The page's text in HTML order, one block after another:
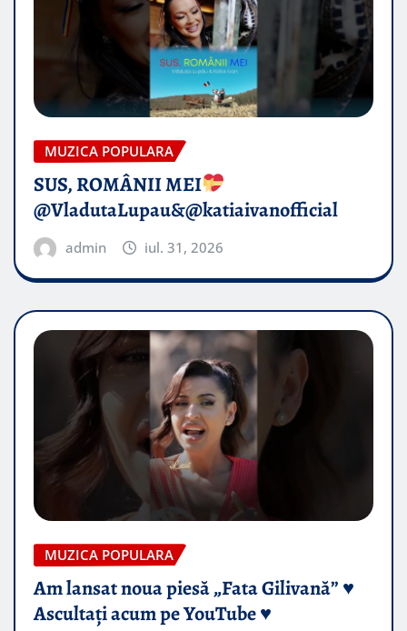
MUZICA POPULARA
SUS, ROMÂNII MEI
@VladutaLupau&@katiaivanofficial
admin iul. 31, 2026
MUZICA POPULARA
Am lansat noua piesă „Fata Gilivană” ♥️
Ascultați acum pe YouTube ♥️